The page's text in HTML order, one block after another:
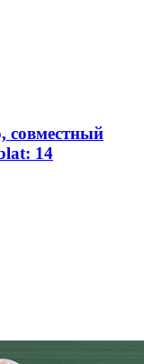
совместный
14